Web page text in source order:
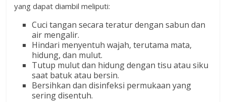
yang dapat diambil meliputi:
Cuci tangan secara teratur dengan sabun dan
air mengalir.
Hindari menyentuh wajah, terutama mata,
hidung, dan mulut.
Tutup mulut dan hidung dengan tisu atau siku
saat batuk atau bersin.
Bersihkan dan disinfeksi permukaan yang
sering disentuh.